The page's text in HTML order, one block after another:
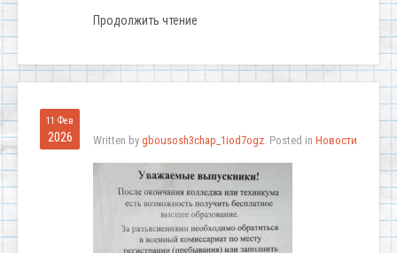
Продолжить чтение
11 Фев
2026 Written by gbousosh3chap_1iod7ogz . Posted in Новости